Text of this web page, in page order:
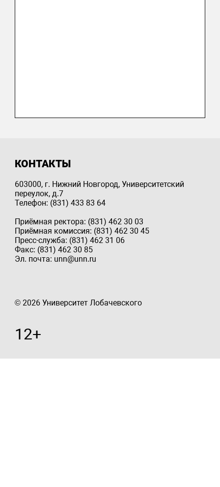
КОНТАКТЫ
603000, г. Нижний Новгород, Университетский
переулок, д.7
Телефон: (831) 433 83 64
Приёмная ректора: (831) 462 30 03
Приёмная комиссия: (831) 462 30 45
Пресс-служба: (831) 462 31 06
Факс: (831) 462 30 85
Эл. почта: unn@unn.ru
© 2026 Университет Лобачевского
12+